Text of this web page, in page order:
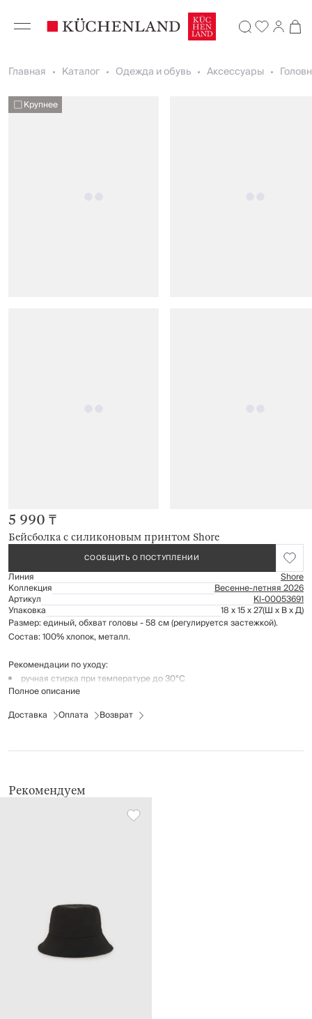
Главная Каталог Одежда и обувь Аксессуары
Крупнее
Бейсболка с силиконовым принтом Shore
5 990 ₸
СООБЩИТЬ О ПОСТУПЛЕНИИ
Линия Shore
Коллекция Весенне-летняя 2026
Артикул Kl-00053691
Упаковка 18 x 15 x 27(Ш x В x Д)
Размер: единый, обхват головы - 58 см (регулируется застежкой).
Состав: 100% хлопок, металл.
Рекомендации по уходу:
ручная стирка при температуре до 30°C
не отбеливать
глажение запрещено
Полное описание
Доставка
Оплата Возврат
Рекомендуем